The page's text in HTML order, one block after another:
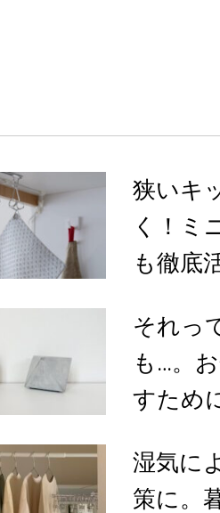
狭いキ
く！ミ
も徹底
それっ
も…。
すため
湿気に
策に。